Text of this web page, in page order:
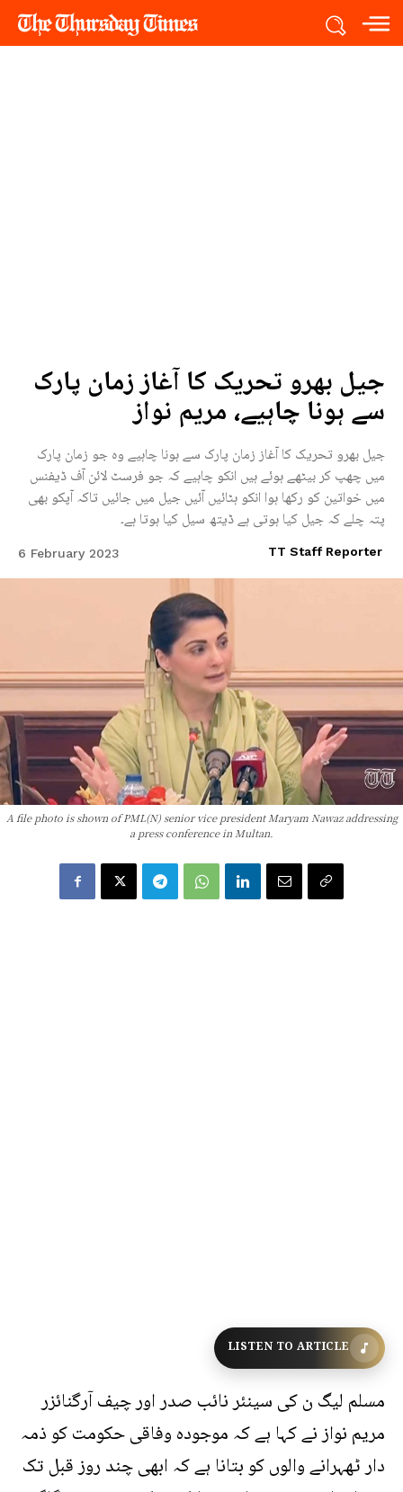
جیل بھرو تحریک کا آغاز زمان پارک
سے ہونا چاہیے، مریم نواز
جیل بھرو تحریک کا آغاز زمان پارک سے ہونا چاہیے وہ جو زمان پارک
میں چھپ کر بیٹھے ہوئے ہیں انکو چاہیے کہ جو فرسٹ لائن آف ڈیفنس
میں خواتین کو رکھا ہوا انکو ہٹائیں آئیں جیل میں جائیں تاکہ آپکو بھی
پتہ چلے کہ جیل کیا ہوتی ہے ڈیتھ سیل کیا ہوتا ہے۔
TT Staff Reporter
6 February 2023
A file photo is shown of PML(N) senior vice president Maryam Nawaz addressing
a press conference in Multan.
LISTEN TO ARTICLE
مسلم لیگ ن کی سینئر نائب صدر اور چیف آرگنائزر
مریم نواز نے کہا ہے کہ موجودہ وفاقی حکومت کو ذمہ
دار ٹھہرانے والوں کو بتانا ہے کہ ابھی چند روز قبل تک